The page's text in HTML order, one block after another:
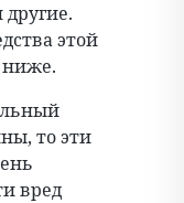
этой
ниже.
то эти
вред